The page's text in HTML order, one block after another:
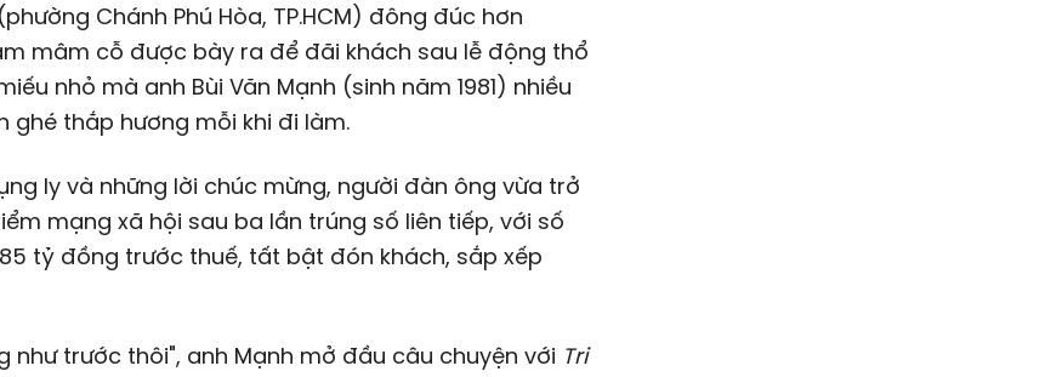
Chánh Phú Hòa, TP.HCM) đông đúc hơn
mâm cỗ được bày ra để đãi khách sau lễ động thổ
nhỏ mà anh Bùi Văn Mạnh (sinh năm 1981) nhiều
ghé thắp hương mỗi khi đi làm.
ly và những lời chúc mừng, người đàn ông vừa trở
mạng xã hội sau ba lần trúng số liên tiếp, với số
85 tỷ đồng trước thuế, tất bật đón khách, sắp xếp
như trước thôi", anh Mạnh mở đầu câu chuyện với Tri